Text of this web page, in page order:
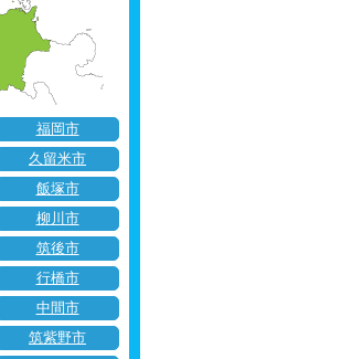
福岡市
久留米市
飯塚市
柳川市
筑後市
行橋市
中間市
筑紫野市